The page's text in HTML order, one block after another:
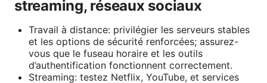
streaming, réseaux sociaux
Travail à distance: privilégier les serveurs stables
et les options de sécurité renforcées; assurez-
vous que le fuseau horaire et les outils
d’authentification fonctionnent correctement.
Streaming: testez Netflix, YouTube, et services